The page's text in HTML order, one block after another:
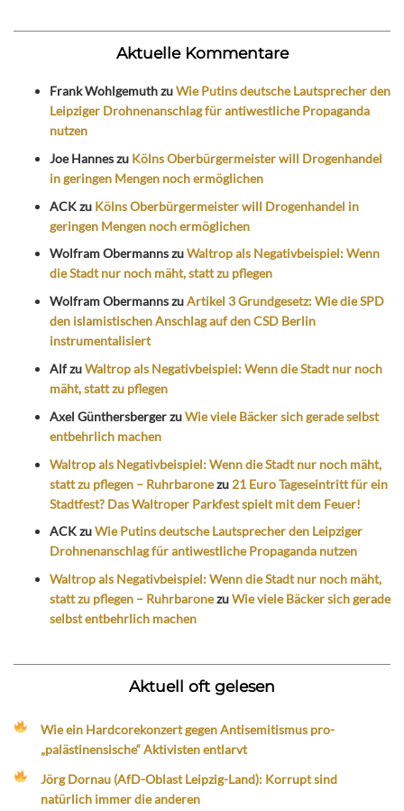
Aktuelle Kommentare
Frank WohlgemuthzuWie Putins deutsche Lautsprecher den
Leipziger Drohnenanschlag für antiwestliche Propaganda
nutzen
Joe Hanneszu Kölns Oberbürgermeister will Drogenhandel
in geringen Mengen noch ermöglichen
ACKzu Kölns Oberbürgermeister will Drogenhandel in
geringen Mengen noch ermöglichen
Wolfram ObermannszuWaltrop als Negativbeispiel: Wenn
die Stadt nur noch mäht, statt zu pflegen
Wolfram ObermannszuArtikel 3 Grundgesetz: Wie die SPD
den islamistischen Anschlag auf den CSD Berlin
instrumentalisiert
AlfzuWaltrop als Negativbeispiel: Wenn die Stadt nur noch
mäht, statt zu pflegen
Axel GünthersbergerzuWie viele Bäcker sich gerade selbst
entbehrlich machen
Waltrop als Negativbeispiel: Wenn die Stadt nur noch mäht,
statt zu pflegen – Ruhrbaronezu 21 Euro Tageseintritt für ein
Stadtfest? Das Waltroper Parkfest spielt mit dem Feuer!
ACKzuWie Putins deutsche Lautsprecher den Leipziger
Drohnenanschlag für antiwestliche Propaganda nutzen
Waltrop als Negativbeispiel: Wenn die Stadt nur noch mäht,
statt zu pflegen – RuhrbaronezuWie viele Bäcker sich gerade
selbst entbehrlich machen
Aktuell oft gelesen
Wie ein Hardcorekonzert gegen Antisemitismus pro-
„palästinensische“ Aktivisten entlarvt
Jörg Dornau (AfD-Oblast Leipzig-Land): Korrupt sind
natürlich immer die anderen